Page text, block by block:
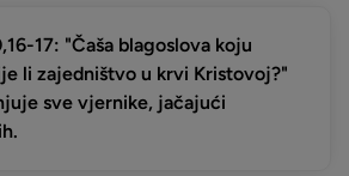
17: "Čaša blagoslova koju
li zajedništvo u krvi Kristovoj?"
sve vjernike, jačajući